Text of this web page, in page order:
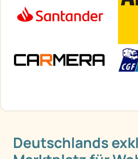
Deutschlands